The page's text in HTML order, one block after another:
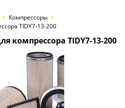
Компрессоры
TIDY7-13-200
компрессора TIDY7-13-200